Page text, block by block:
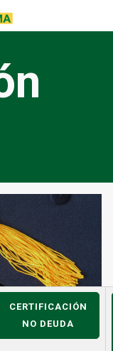
CERTIFICACIÓN
NO DEUDA